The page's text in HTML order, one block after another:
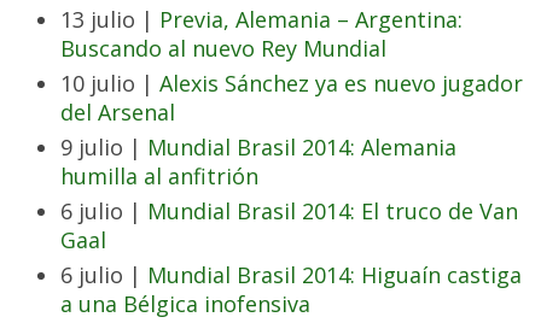
13 julio | Previa, Alemania – Argentina:
Buscando al nuevo Rey Mundial
10 julio | Alexis Sánchez ya es nuevo jugador
del Arsenal
9 julio | Mundial Brasil 2014: Alemania
humilla al anfitrión
6 julio | Mundial Brasil 2014: El truco de Van
Gaal
6 julio | Mundial Brasil 2014: Higuaín castiga
a una Bélgica inofensiva